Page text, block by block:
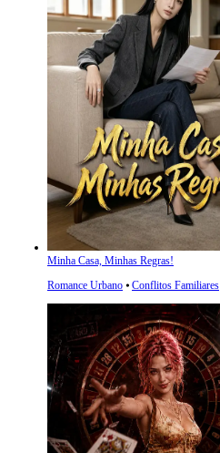
Minha Casa, Minhas Regras!
Romance Urbano ⦁ Conflitos Familiares